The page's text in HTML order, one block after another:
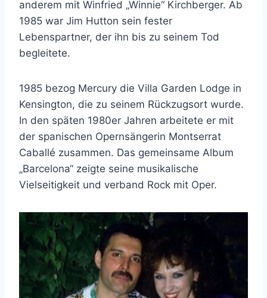
anderem mit Winfried „Winnie“ Kirchberger. Ab
1985 war Jim Hutton sein fester
Lebenspartner, der ihn bis zu seinem Tod
begleitete.
1985 bezog Mercury die Villa Garden Lodge in
Kensington, die zu seinem Rückzugsort wurde.
In den späten 1980er Jahren arbeitete er mit
der spanischen Opernsängerin Montserrat
Caballé zusammen. Das gemeinsame Album
„Barcelona“ zeigte seine musikalische
Vielseitigkeit und verband Rock mit Oper.